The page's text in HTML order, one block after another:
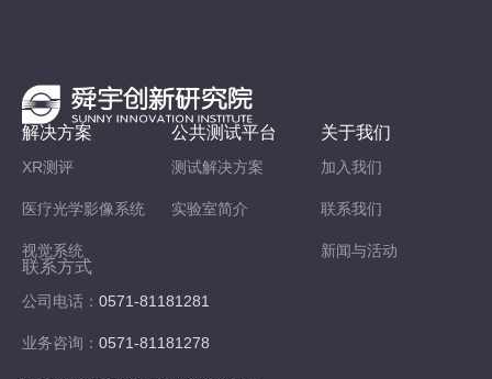
解决方案
XR测评
医疗光学影像系统
视觉系统
公共测试平台
测试解决方案
实验室简介
关于我们
加入我们
联系我们
新闻与活动
联系方式
公司电话： 0571-81181281
业务咨询： 0571-81181278